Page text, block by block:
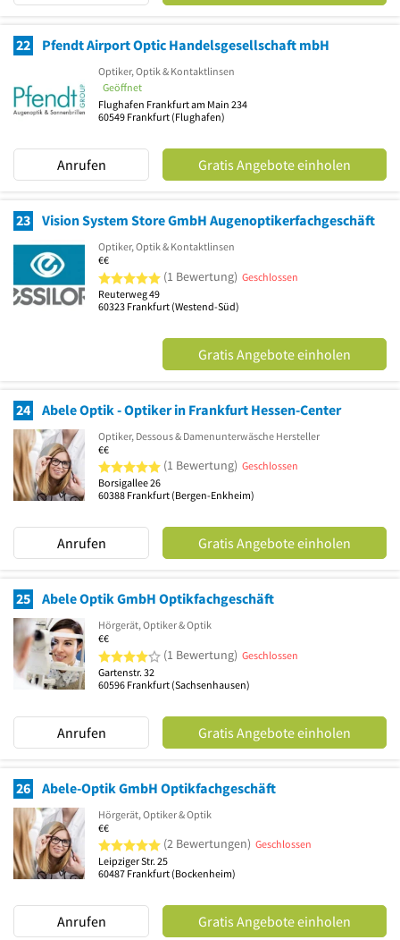
22 Pfendt Airport Optic Handelsgesellschaft mbH
Optiker, Optik & Kontaktlinsen
Geöffnet
Flughafen Frankfurt am Main 234
60549 Frankfurt (Flughafen)
Anrufen Gratis Angebote einholen
23 Vision System Store GmbH Augenoptikerfachgeschäft
Optiker, Optik & Kontaktlinsen
€€
5 von 5 Sternen
(1 Bewertung) Geschlossen
Reuterweg 49
60323 Frankfurt (Westend-Süd)
Gratis Angebote einholen
24 Abele Optik - Optiker in Frankfurt Hessen-Center
Optiker, Dessous & Damenunterwäsche Hersteller
€€
5 von 5 Sternen
(1 Bewertung) Geschlossen
Borsigallee 26
60388 Frankfurt (Bergen-Enkheim)
Anrufen Gratis Angebote einholen
25 Abele Optik GmbH Optikfachgeschäft
Hörgerät, Optiker & Optik
€€
4 von 5 Sternen
(1 Bewertung) Geschlossen
Gartenstr. 32
60596 Frankfurt (Sachsenhausen)
Anrufen Gratis Angebote einholen
26 Abele-Optik GmbH Optikfachgeschäft
Hörgerät, Optiker & Optik
€€
5 von 5 Sternen
(2 Bewertungen) Geschlossen
Leipziger Str. 25
60487 Frankfurt (Bockenheim)
Anrufen Gratis Angebote einholen